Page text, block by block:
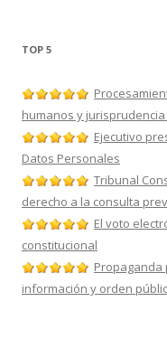
TOP 5
humanos y
Ejecutivo
Datos Personales
Tribunal
derecho a la consulta
El voto
constitucional
Propaganda
información y orden